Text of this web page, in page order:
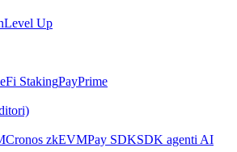
Level Up
StakingPayPrime
Cronos zkEVMPay SDKSDK agenti AI